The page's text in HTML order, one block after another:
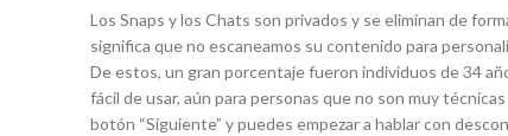
Los Snaps y los Chats son privados y se eliminan de
significa que no escaneamos su contenido para
De estos, un gran porcentaje fueron individuos de 34
fácil de usar, aún para personas que no son muy
botón “Siguiente” y puedes empezar a hablar con